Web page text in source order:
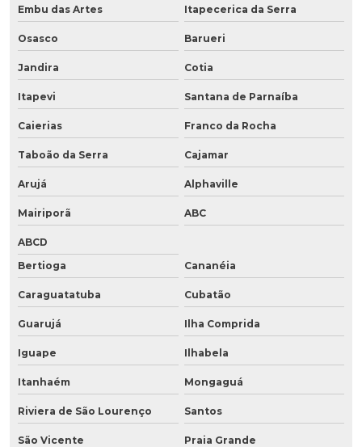
Embu das Artes Itapecerica da Serra
Osasco Barueri
Jandira Cotia
Itapevi Santana de Parnaíba
Caierias Franco da Rocha
Taboão da Serra Cajamar
Arujá Alphaville
Mairiporã ABC
ABCD
Bertioga
Cananéia
Caraguatatuba Cubatão
Guarujá Ilha Comprida
Iguape Ilhabela
Itanhaém Mongaguá
Riviera de São Lourenço Santos
São Vicente Praia Grande